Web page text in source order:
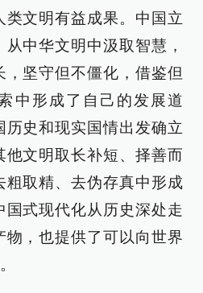
文明有益成果。中国立
中华文明中汲取智慧，
坚守但不僵化，借鉴但
中形成了自己的发展道
历史和现实国情出发确立
他文明取长补短、择善而
粗取精、去伪存真中形成
国式现代化从历史深处走
，也提供了可以向世界